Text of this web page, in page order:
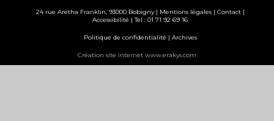
24 rue Aretha Franklin, 93000 Bobigny | Mentions légales| Contact|
Accessibilité | Tel : 01 71 92 69 16
Politique de confidentialité | Archives
Création site internet www.erakys.com